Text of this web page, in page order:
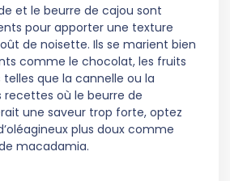
et le beurre de cajou sont
pour apporter une texture
de noisette. Ils se marient bien
comme le chocolat, les fruits
que la cannelle ou la
recettes où le beurre de
une saveur trop forte, optez
plus doux comme
macadamia.